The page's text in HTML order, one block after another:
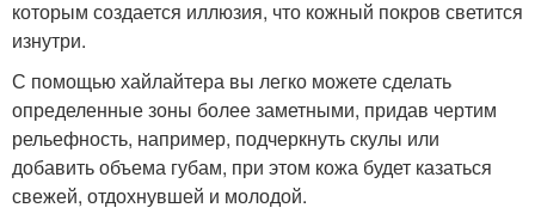
которым создается иллюзия, что кожный покров светится
изнутри.
С помощью хайлайтера вы легко можете сделать
определенные зоны более заметными, придав чертим
рельефность, например, подчеркнуть скулы или
добавить объема губам, при этом кожа будет казаться
свежей, отдохнувшей и молодой.